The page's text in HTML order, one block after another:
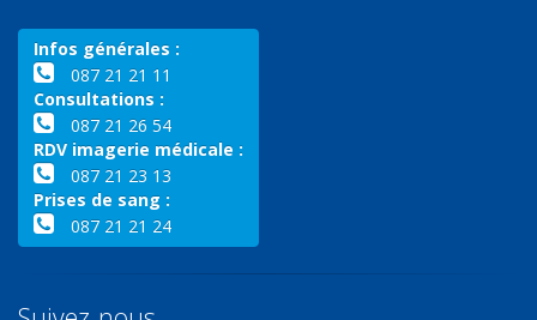
Infos générales :
087 21 21 11
Consultations :
087 21 26 54
RDV imagerie médicale :
087 21 23 13
Prises de sang :
087 21 21 24